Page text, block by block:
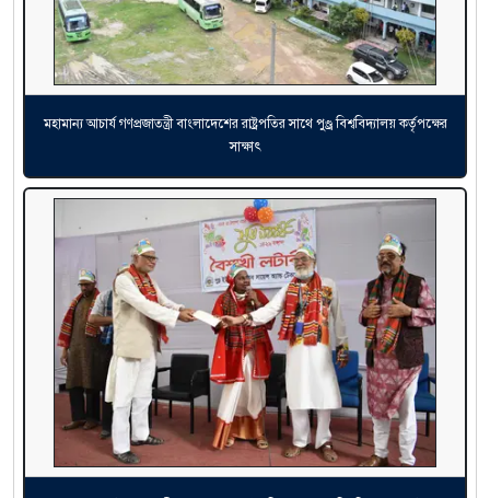
মহামান্য আচার্য গণপ্রজাতন্ত্রী বাংলাদেশের রাষ্ট্রপতির সাথে পুণ্ড্র বিশ্ববিদ্যালয় কর্তৃপক্ষের
সাক্ষাৎ